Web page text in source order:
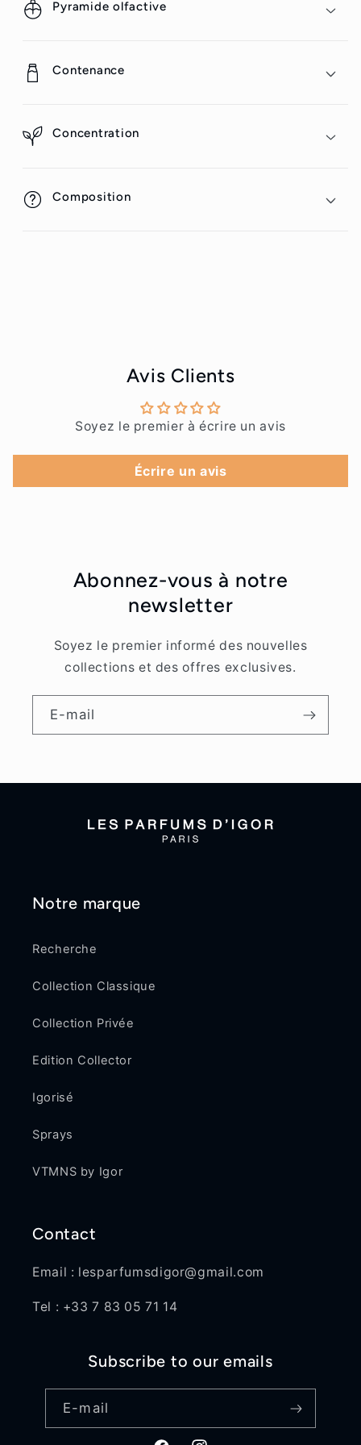
Pyramide olfactive
Contenance
Concentration
Composition
Avis Clients
Soyez le premier à écrire un avis
Écrire un avis
Abonnez-vous à notre
newsletter
Soyez le premier informé des nouvelles
collections et des offres exclusives.
E-mail
Notre marque
Recherche
Collection Classique
Collection Privée
Edition Collector
Igorisé
Sprays
VTMNS by Igor
Contact
Email : lesparfumsdigor@gmail.com
Tel : +33 7 83 05 71 14
Subscribe to our emails
E-mail